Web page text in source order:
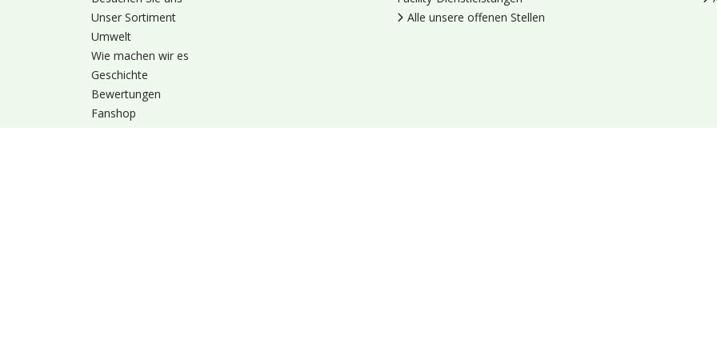
Unser Sortiment
Umwelt
Wie machen wir es
Geschichte
Bewertungen
Fanshop
Alle unsere offenen Stellen